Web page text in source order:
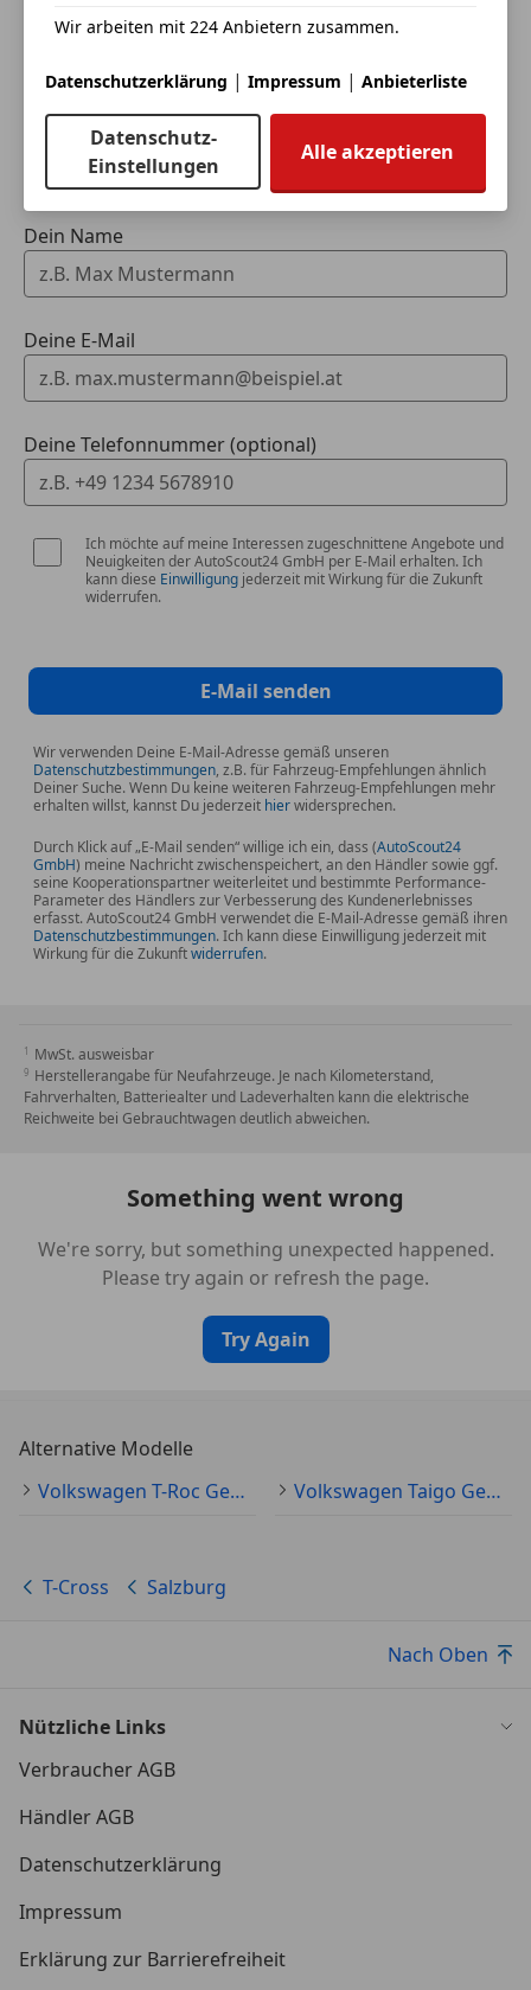
Schritt
Ich möchte mein Auto in Zahlung geben
Fahrzeugdaten hinzufügen
Dein Name
Deine E-Mail
Deine Telefonnummer (optional)
Ich möchte auf meine Interessen zugeschnittene Angebote und
Neuigkeiten der AutoScout24 GmbH per E-Mail erhalten. Ich
kann diese Einwilligung jederzeit mit Wirkung für die Zukunft
widerrufen.
E-Mail senden
Wir verwenden Deine E-Mail-Adresse gemäß unseren
Datenschutzbestimmungen, z.B. für Fahrzeug-Empfehlungen ähnlich
Deiner Suche. Wenn Du keine weiteren Fahrzeug-Empfehlungen mehr
erhalten willst, kannst Du jederzeit hierwidersprechen.
Durch Klick auf „E-Mail senden“ willige ich ein, dass (AutoScout24
GmbH) meine Nachricht zwischenspeichert, an den Händler sowie ggf.
seine Kooperationspartner weiterleitet und bestimmte Performance-
Parameter des Händlers zur Verbesserung des Kundenerlebnisses
erfasst. AutoScout24 GmbH verwendet die E-Mail-Adresse gemäß ihren
Datenschutzbestimmungen. Ich kann diese Einwilligung jederzeit mit
Wirkung für die Zukunftwiderrufen.
MwSt. ausweisbar
Herstellerangabe für Neufahrzeuge. Je nach Kilometerstand,
Fahrverhalten, Batteriealter und Ladeverhalten kann die elektrische
Reichweite bei Gebrauchtwagen deutlich abweichen.
Something went wrong
We're sorry, but something unexpected happened.
Please try again or refresh the page.
Try Again
Alternative Modelle
Volkswagen T-Roc Gebraucht
Volkswagen Taigo Gebraucht
T-Cross Salzburg
Nach Oben
Nützliche Links
Verbraucher AGB
Händler AGB
Datenschutzerklärung
Impressum
Erklärung zur Barrierefreiheit
Wir arbeiten mit 224 Anbietern zusammen.
Datenschutzerklärung | Impressum | Anbieterliste
Datenschutz-
Einstellungen
Alle akzeptieren